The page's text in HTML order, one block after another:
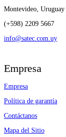
Montevideo, Uruguay
(+598) 2209 5667
info@satec.com.uy
Empresa
Empresa
Política de garantía
Contáctanos
Mapa del Sitio